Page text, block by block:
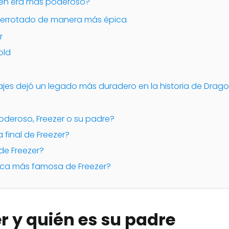
de manera más épica
dejó un legado más duradero en la historia de
Freezer o su padre?
final de Freezer?
Freezer?
más famosa de Freezer?
y quién es su padre